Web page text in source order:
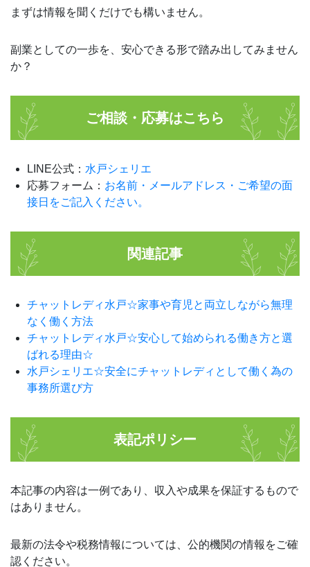
まずは情報を聞くだけでも構いません。
副業としての一歩を、安心できる形で踏み出してみません
か？
ご相談・応募はこちら
LINE公式： 水戸シェリエ
応募フォーム： お名前・メールアドレス・ご希望の面
接日をご記入ください。
関連記事
チャットレディ水戸☆家事や育児と両立しながら無理
なく働く方法
チャットレディ水戸☆安心して始められる働き方と選
ばれる理由☆
水戸シェリエ☆安全にチャットレディとして働く為の
事務所選び方
表記ポリシー
本記事の内容は一例であり、収入や成果を保証するもので
はありません。
最新の法令や税務情報については、公的機関の情報をご確
認ください。